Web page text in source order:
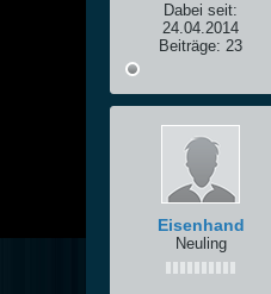
Dabei seit:
24.04.2014
Beiträge: 23
Eisenhand
Neuling